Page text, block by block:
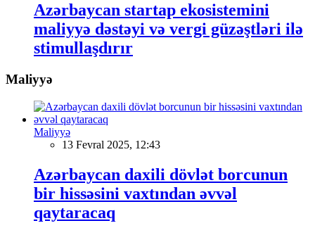
Azərbaycan startap ekosistemini
maliyyə dəstəyi və vergi güzəştləri ilə
stimullaşdırır
Maliyyə
Maliyyə
13 Fevral 2025, 12:43
Azərbaycan daxili dövlət borcunun
bir hissəsini vaxtından əvvəl
qaytaracaq